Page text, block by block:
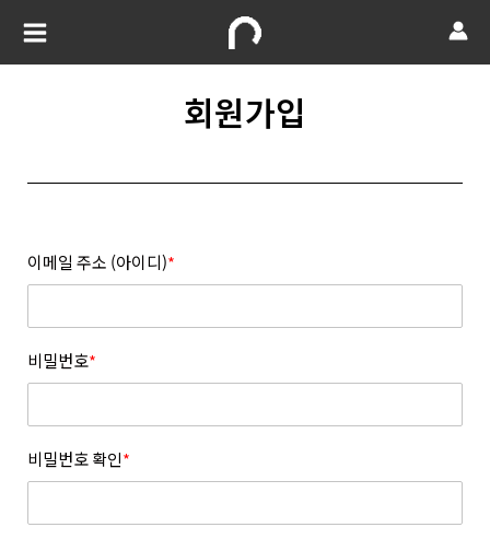
회원가입
이메일 주소 (아이디)*
비밀번호*
비밀번호 확인*